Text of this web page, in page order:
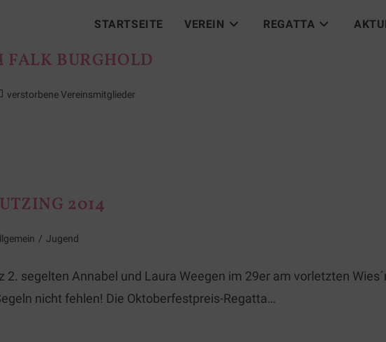
STARTSEITE VEREIN REGATTA
FALK BURGHOLD
verstorbene Vereinsmitglieder
2014
/ Jugend
segelten Annabel und Laura Weegen im 29er am vorletzten
nicht fehlen! Die Oktoberfestpreis-Regatta…